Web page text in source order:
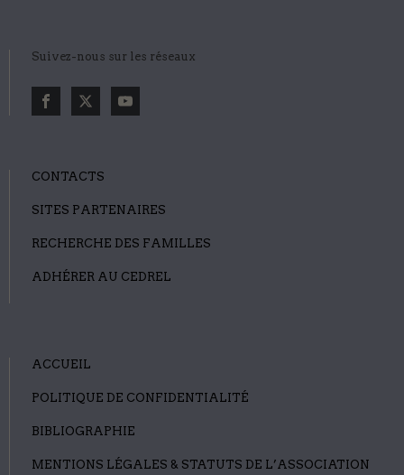
Suivez-nous sur les réseaux
CONTACTS
SITES PARTENAIRES
RECHERCHE DES FAMILLES
ADHÉRER AU CEDREL
ACCUEIL
POLITIQUE DE CONFIDENTIALITÉ
BIBLIOGRAPHIE
MENTIONS LÉGALES & STATUTS DE L’ASSOCIATION